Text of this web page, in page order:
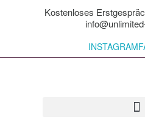
Kostenloses
INSTAGRAM